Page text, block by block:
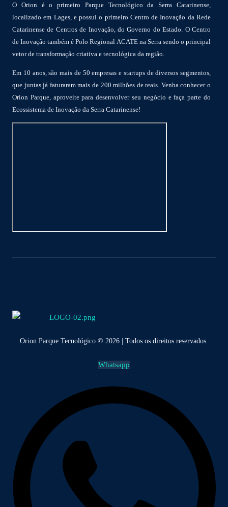
O Orion é o primeiro Parque Tecnológico da Serra Catarinense,
localizado em Lages, e possui o primeiro Centro de Inovação da Rede
Catarinense de Centros de Inovação, do Governo do Estado. O Centro
de Inovação também é Polo Regional ACATE na Serra sendo o principal
vetor de transformação criativa e tecnológica da região.
Em 10 anos, são mais de 50 empresas e startups de diversos segmentos,
que juntas já faturaram mais de 200 milhões de reais. Venha conhecer o
Orion Parque, aproveite para desenvolver seu negócio e faça parte do
Ecossistema de Inovação da Serra Catarinense!
Orion Parque Tecnológico © 2026 | Todos os direitos reservados.
Whatsapp